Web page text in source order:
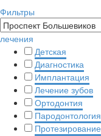
Фильтры
лечения
Детская
Диагностика
Имплантация
Лечение зубов
Ортодонтия
Пародонтология
Протезирование